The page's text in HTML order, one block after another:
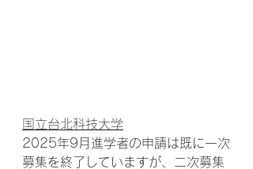
国立台北科技大学
2025年9月進学者の申請は既に一次
募集を終了していますが、二次募集